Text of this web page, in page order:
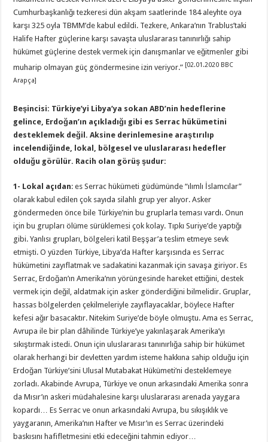
Cumhurbaşkanlığı tezkeresi dün akşam saatlerinde 184 aleyhte oya
karşı 325 oyla TBMM’de kabul edildi. Tezkere, Ankara’nın Trablus’taki
Halife Hafter güçlerine karşı savaşta uluslararası tanınırlığı sahip
hükümet güçlerine destek vermek için danışmanlar ve eğitmenler gibi
muharip olmayan güç göndermesine izin veriyor.” [02.01.2020 BBC
Arapça]
Beşincisi: Türkiye’yi Libya’ya sokan ABD’nin hedeflerine
gelince, Erdoğan’ın açıkladığı gibi es Serrac hükümetini
desteklemek değil. Aksine derinlemesine araştırılıp
incelendiğinde, lokal, bölgesel ve uluslararası hedefler
olduğu görülür. Racih olan görüş şudur:
1- Lokal açıdan: es Serrac hükümeti güdümünde “ılımlı İslamcılar”
olarak kabul edilen çok sayıda silahlı grup yer alıyor. Asker
göndermeden önce bile Türkiye’nin bu gruplarla teması vardı. Onun
için bu grupları ölüme sürüklemesi çok kolay. Tıpkı Suriye’de yaptığı
gibi. Yanlısı grupları, bölgeleri katil Beşşar’a teslim etmeye sevk
etmişti. O yüzden Türkiye, Libya’da Hafter karşısında es Serrac
hükümetini zayıflatmak ve sadakatini kazanmak için savaşa giriyor. Es
Serrac, Erdoğan’ın Amerika’nın yörüngesinde hareket ettiğini, destek
vermek için değil, aldatmak için asker gönderdiğini bilmelidir. Gruplar,
hassas bölgelerden çekilmeleriyle zayıflayacaklar, böylece Hafter
kefesi ağır basacaktır. Nitekim Suriye’de böyle olmuştu. Ama es Serrac,
Avrupa ile bir plan dâhilinde Türkiye’ye yakınlaşarak Amerika’yı
sıkıştırmak istedi. Onun için uluslararası tanınırlığa sahip bir hükümet
olarak herhangi bir devletten yardım isteme hakkına sahip olduğu için
Erdoğan Türkiye’sini Ulusal Mutabakat Hükümeti’ni desteklemeye
zorladı. Akabinde Avrupa, Türkiye ve onun arkasındaki Amerika sonra
da Mısır’ın askeri müdahalesine karşı uluslararası arenada yaygara
kopardı… Es Serrac ve onun arkasındaki Avrupa, bu sıkışıklık ve
yaygaranın, Amerika’nın Hafter ve Mısır’ın es Serrac üzerindeki
baskısını hafifletmesini etki edeceğini tahmin ediyor…